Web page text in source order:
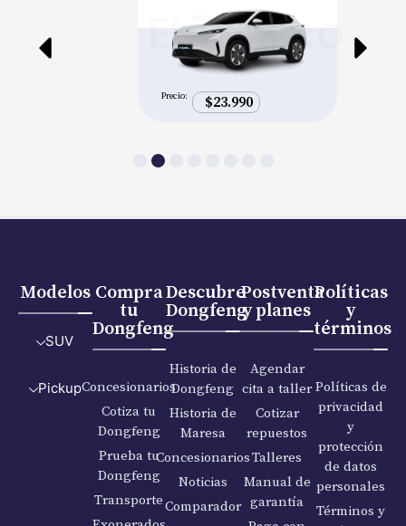
Eléctrico
$23.990
Modelos
SUV
Pickup
Compra
tu
Dongfeng
Concesionarios
Cotiza tu
Dongfeng
Prueba tu
Dongfeng
Transporte
Descubre
Dongfeng
Historia de
Dongfeng
Historia de
Maresa
Concesionarios
Noticias
Comparador
Postventa
y planes
Agendar
cita a taller
Cotizar
repuestos
Talleres
Manual de
garantía
Políticas
y
términos
Políticas de
privacidad
y
protección
de datos
personales
Términos y